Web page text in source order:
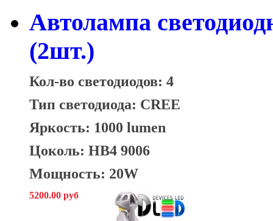
Автолампа
(2шт.)
Кол-во светодиодов: 4
Тип светодиода: CREE
Яркость: 1000 lumen
Цоколь: HB4 9006
Мощность: 20W
5200.00 руб